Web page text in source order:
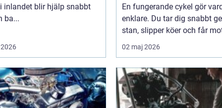
inlandet blir hjälp snabbt
ba...
En fungerande cykel gör
enklare. Du tar dig snabbt
stan, slipper köer och får
02 maj 2026